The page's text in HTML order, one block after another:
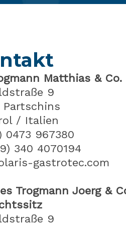
Matthias & Co.
9
Partschins
/ Italien
0473 967380
340 4070194
gastrotec.com
Trogmann Joerg &
9